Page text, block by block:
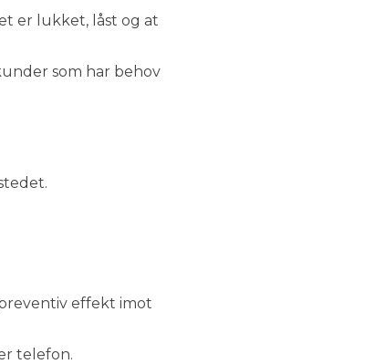
er lukket, låst og at
som har behov
effekt imot
telefon.